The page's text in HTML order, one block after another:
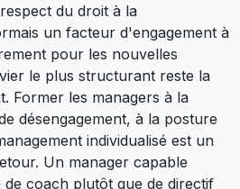
du droit à la
un facteur d'engagement à
pour les nouvelles
le plus structurant reste la
Former les managers à la
désengagement, à la posture
individualisé est un
Un manager capable
coach plutôt que de directif